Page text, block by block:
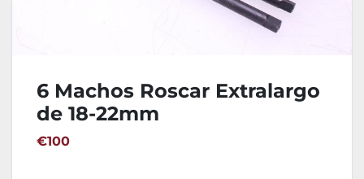
6 Machos Roscar Extralargo
de 18-22mm
€100